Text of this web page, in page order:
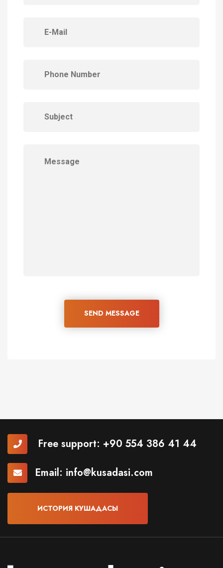
SEND MESSAGE
Free support: +90 554 386 41 44
Email: info@kusadasi.com
ИСТОРИЯ КУШАДАСЫ